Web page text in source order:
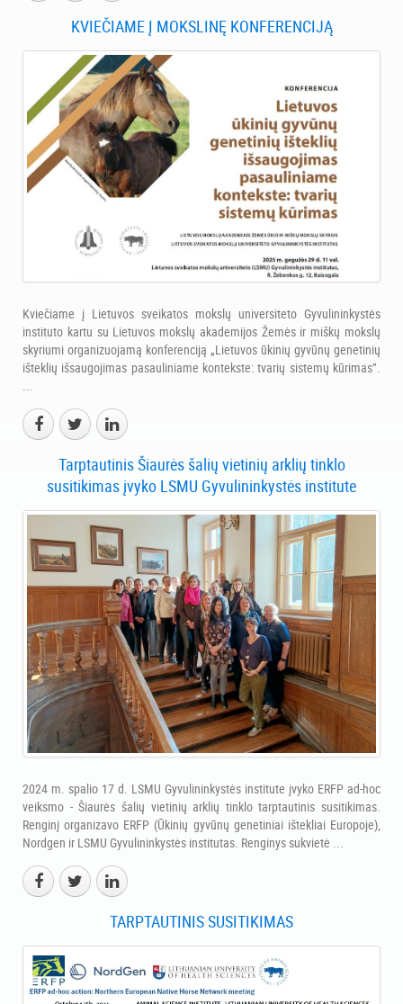
KVIEČIAME Į MOKSLINĘ KONFERENCIJĄ
Kviečiame į Lietuvos sveikatos mokslų universiteto Gyvulininkystės
instituto kartu su Lietuvos mokslų akademijos Žemės ir miškų mokslų
skyriumi organizuojamą konferenciją „Lietuvos ūkinių gyvūnų genetinių
išteklių išsaugojimas pasauliniame kontekste: tvarių sistemų kūrimas”.
Tarptautinis Šiaurės šalių vietinių arklių tinklo
susitikimas įvyko LSMU Gyvulininkystės institute
2024 m. spalio 17 d. LSMU Gyvulininkystės institute įvyko ERFP ad-hoc
veiksmo - Šiaurės šalių vietinių arklių tinklo tarptautinis susitikimas.
Renginį organizavo ERFP (Ūkinių gyvūnų genetiniai ištekliai Europoje),
Nordgen ir LSMU Gyvulininkystės institutas. Renginys sukvietė ...
TARPTAUTINIS SUSITIKIMAS